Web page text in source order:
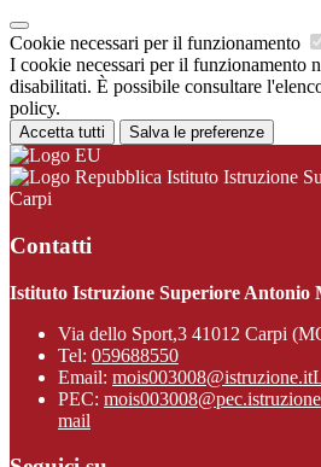
Cookie necessari per il funzionamento
I cookie necessari per il funzionamento
disabilitati. È possibile consultare
policy.
Accetta tutti Salva le preferenze
Istituto Istruzione
Carpi
Contatti
Istituto Istruzione Superiore Antonio
Via dello Sport,3 41012 Carpi
Tel: 059688550
Email: mois003008@istruzione.it
PEC:
mail